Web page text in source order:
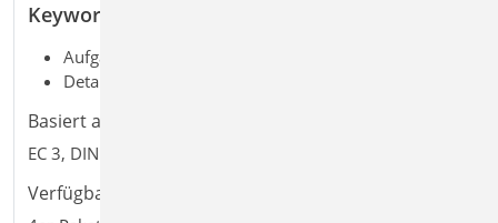
Keywords
Aufgaben: Stahlbau; Tragwerksplanung
Detailaufgaben: Anschluss; Detailnachweis
Basiert auf den Normen:
EC 3, DIN EN 1993-1-1:2010-12
Verfügbar in den Paketen: